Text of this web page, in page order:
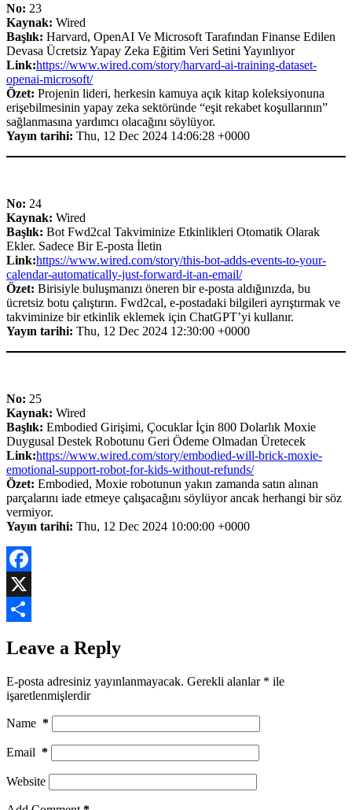
No: 23
Kaynak: Wired
Başlık: Harvard, OpenAI Ve Microsoft Tarafından Finanse Edilen
Devasa Ücretsiz Yapay Zeka Eğitim Veri Setini Yayınlıyor
Link:https://www.wired.com/story/harvard-ai-training-dataset-
openai-microsoft/
Özet: Projenin lideri, herkesin kamuya açık kitap koleksiyonuna
erişebilmesinin yapay zeka sektöründe “eşit rekabet koşullarının”
sağlanmasına yardımcı olacağını söylüyor.
Yayın tarihi: Thu, 12 Dec 2024 14:06:28 +0000
No: 24
Kaynak: Wired
Başlık: Bot Fwd2cal Takviminize Etkinlikleri Otomatik Olarak
Ekler. Sadece Bir E-posta İletin
Link:https://www.wired.com/story/this-bot-adds-events-to-your-
calendar-automatically-just-forward-it-an-email/
Özet: Birisiyle buluşmanızı öneren bir e-posta aldığınızda, bu
ücretsiz botu çalıştırın. Fwd2cal, e-postadaki bilgileri ayrıştırmak ve
takviminize bir etkinlik eklemek için ChatGPT’yi kullanır.
Yayın tarihi: Thu, 12 Dec 2024 12:30:00 +0000
No: 25
Kaynak: Wired
Başlık: Embodied Girişimi, Çocuklar İçin 800 Dolarlık Moxie
Duygusal Destek Robotunu Geri Ödeme Olmadan Üretecek
Link:https://www.wired.com/story/embodied-will-brick-moxie-
emotional-support-robot-for-kids-without-refunds/
Özet: Embodied, Moxie robotunun yakın zamanda satın alınan
parçalarını iade etmeye çalışacağını söylüyor ancak herhangi bir söz
vermiyor.
Yayın tarihi: Thu, 12 Dec 2024 10:00:00 +0000
Facebook
X
Leave a Reply
E-posta adresiniz yayınlanmayacak. Gerekli alanlar * ile
işaretlenmişlerdir
Name *
Email *
Website